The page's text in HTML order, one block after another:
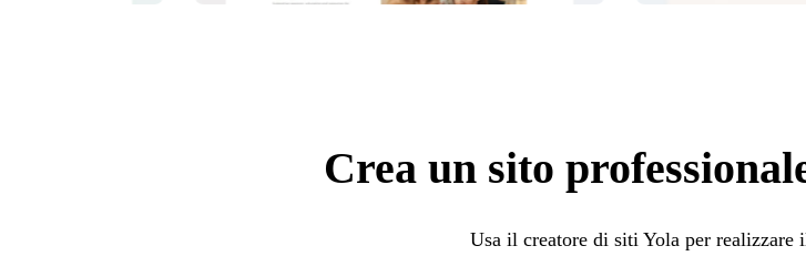
Crea un sito
Usa il creatore di siti Yola per realizzare